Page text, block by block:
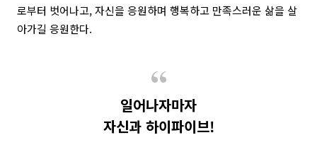
로부터 벗어나고, 자신을 응원하며 행복하고 만족스러운 삶을 살
아가길 응원한다.
일어나자마자
자신과 하이파이브!